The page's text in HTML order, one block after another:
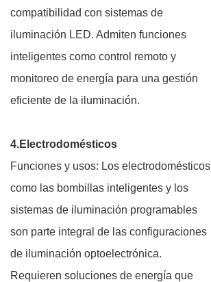
compatibilidad con sistemas de
iluminación LED. Admiten funciones
inteligentes como control remoto y
monitoreo de energía para una gestión
eficiente de la iluminación.
4.Electrodomésticos
Funciones y usos: Los electrodomésticos
como las bombillas inteligentes y los
sistemas de iluminación programables
son parte integral de las configuraciones
de iluminación optoelectrónica.
Requieren soluciones de energía que